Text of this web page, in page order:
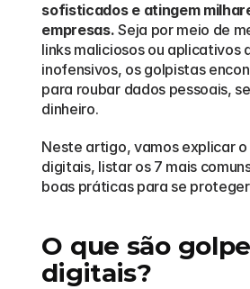
sofisticados e atingem
empresas. Seja por meio de
links maliciosos ou aplicativos
inofensivos, os golpistas
para roubar dados pessoais,
dinheiro.
Neste artigo, vamos explicar
digitais, listar os 7 mais
boas práticas para se
O que são
digitais?